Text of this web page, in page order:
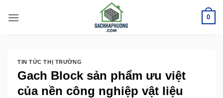
qua
nội
0
TIN TỨC THỊ TRƯỜNG
Gach Block sản phẩm ưu việt
của nền công nghiệp vật liệu